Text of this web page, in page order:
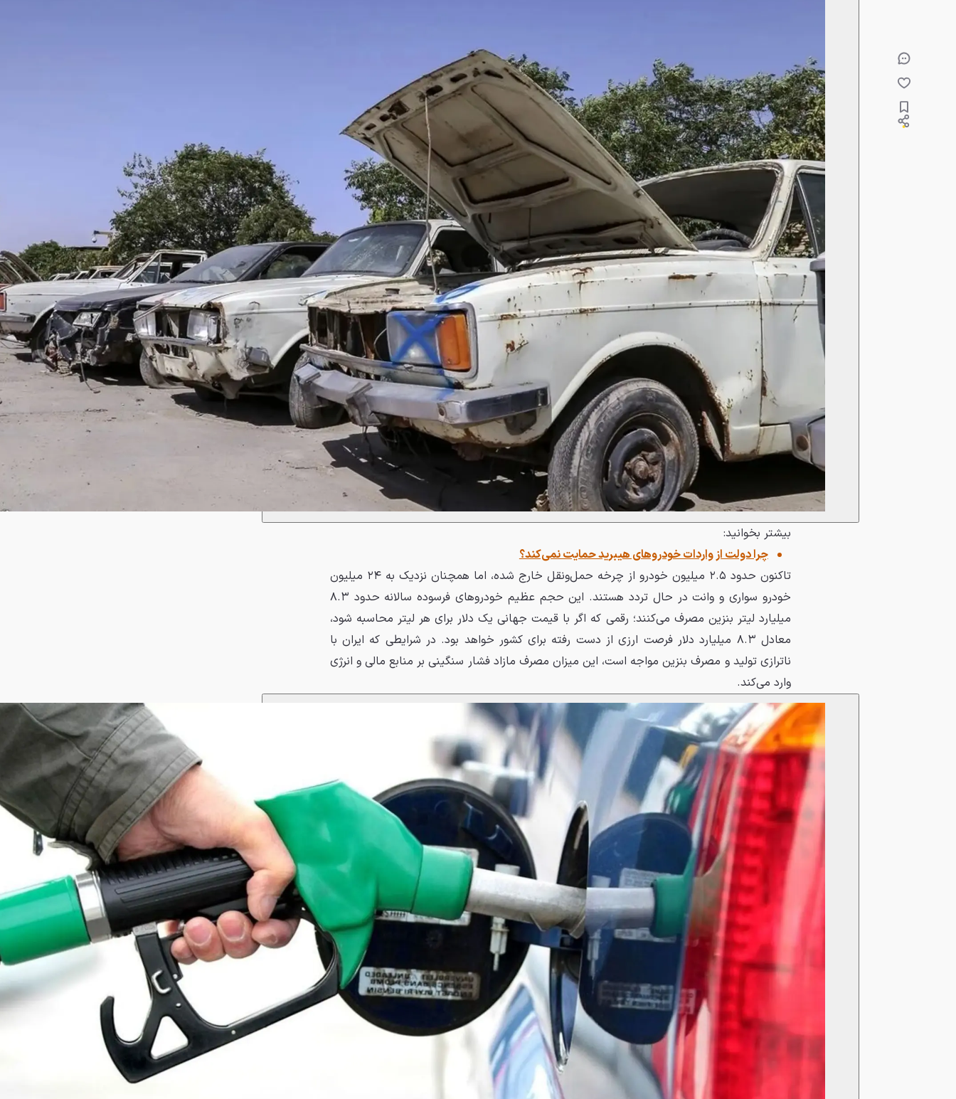
بیشتر بخوانید:
چرا دولت از واردات خودروهای هیبرید حمایت نمی‌کند؟
تاکنون حدود ۲.۵ میلیون خودرو از چرخه حمل‌ونقل خارج شده، اما همچنان نزدیک به ۲۴ میلیون
خودرو سواری و وانت در حال تردد هستند. این حجم عظیم خودروهای فرسوده سالانه حدود ۸.۳
میلیارد لیتر بنزین مصرف می‌کنند؛ رقمی که اگر با قیمت جهانی یک دلار برای هر لیتر محاسبه شود،
معادل ۸.۳ میلیارد دلار فرصت ارزی از دست رفته برای کشور خواهد بود. در شرایطی که ایران با
ناترازی تولید و مصرف بنزین مواجه است، این میزان مصرف مازاد فشار سنگینی بر منابع مالی و انرژی
وارد می‌کند.